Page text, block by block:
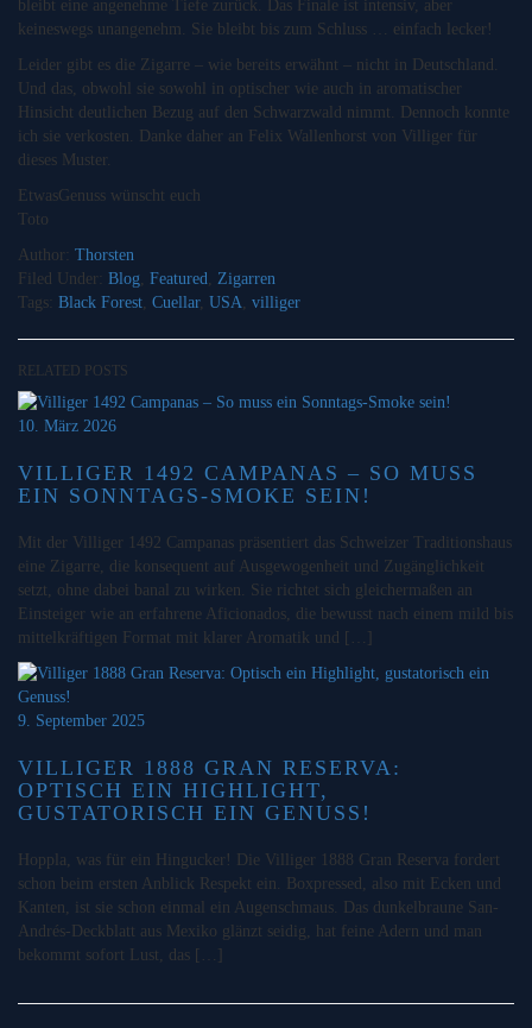
bleibt eine angenehme Tiefe zurück. Das Finale ist intensiv, aber
keineswegs unangenehm. Sie bleibt bis zum Schluss … einfach lecker!
Leider gibt es die Zigarre – wie bereits erwähnt – nicht in Deutschland.
Und das, obwohl sie sowohl in optischer wie auch in aromatischer
Hinsicht deutlichen Bezug auf den Schwarzwald nimmt. Dennoch konnte
ich sie verkosten. Danke daher an Felix Wallenhorst von Villiger für
dieses Muster.
EtwasGenuss wünscht euch
Toto
Author: Thorsten
Filed Under: Blog Featured
Zigarren
Tags: Black Forest Cuellar, USA villiger
RELATED POSTS
10. März 2026
VILLIGER 1492 CAMPANAS – SO MUSS
EIN SONNTAGS-SMOKE SEIN!
Mit der Villiger 1492 Campanas präsentiert das Schweizer Traditionshaus
eine Zigarre, die konsequent auf Ausgewogenheit und Zugänglichkeit
setzt, ohne dabei banal zu wirken. Sie richtet sich gleichermaßen an
Einsteiger wie an erfahrene Aficionados, die bewusst nach einem mild bis
mittelkräftigen Format mit klarer Aromatik und […]
9. September 2025
VILLIGER 1888 GRAN RESERVA:
OPTISCH EIN HIGHLIGHT,
GUSTATORISCH EIN GENUSS!
Hoppla, was für ein Hingucker! Die Villiger 1888 Gran Reserva fordert
schon beim ersten Anblick Respekt ein. Boxpressed, also mit Ecken und
Kanten, ist sie schon einmal ein Augenschmaus. Das dunkelbraune San-
Andrés-Deckblatt aus Mexiko glänzt seidig, hat feine Adern und man
bekommt sofort Lust, das […]